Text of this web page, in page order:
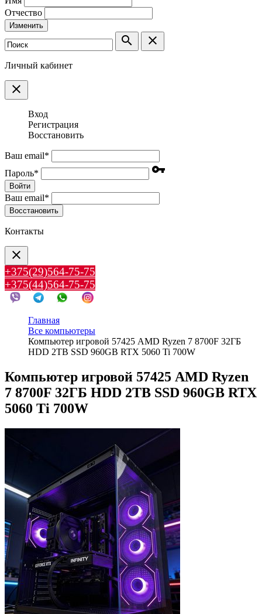
Отчество
Изменить
search clear
Личный кабинет
clear
Вход
Регистрация
Восстановить
Ваш email*
Пароль* vpn_key
Войти
Ваш email*
Воcстановить
Контакты
clear
+375(29)564-75-75
+375(44)564-75-75
Главная
Все компьютеры
Компьютер игровой 57425 AMD Ryzen 7 8700F 32ГБ
HDD 2TB SSD 960GB RTX 5060 Ti 700W
Компьютер игровой 57425 AMD Ryzen
7 8700F 32ГБ HDD 2TB SSD 960GB RTX
5060 Ti 700W